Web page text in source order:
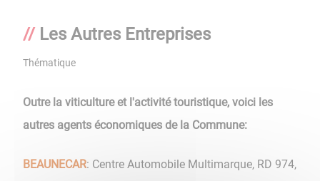
Les Autres Entreprises
Thématique
Outre la viticulture et l'activité touristique, voici les
autres agents économiques de la Commune:
BEAUNECAR: Centre Automobile Multimarque, RD 974,